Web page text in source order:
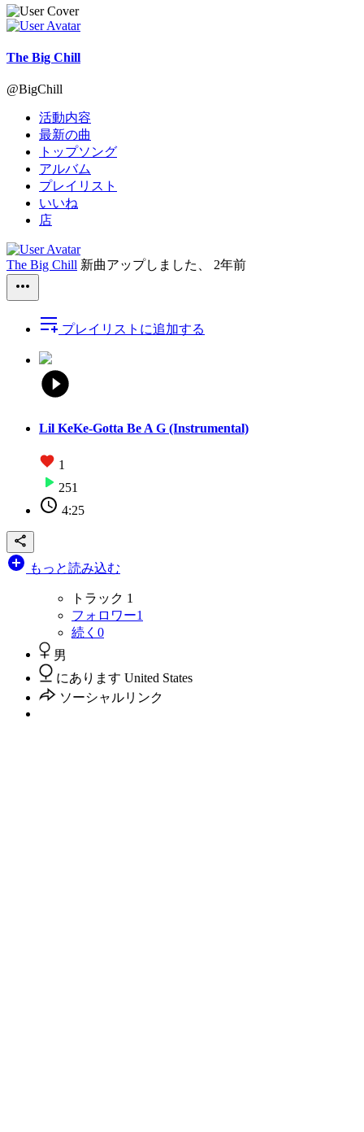
The Big Chill
@BigChill
活動内容
最新の曲
トップソング
アルバム
プレイリスト
いいね
店
The Big Chill 新曲アップしました、 2年前
プレイリストに追加する
Lil KeKe-Gotta Be A G (Instrumental)
1
251
4:25
もっと読み込む
トラック 1
フォロワー1
続く 0
男
にあります United States
ソーシャルリンク